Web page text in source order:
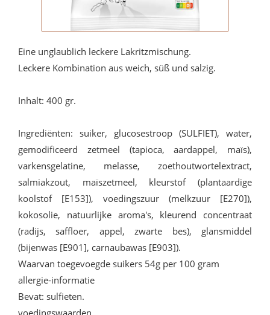
Eine unglaublich leckere Lakritzmischung.
Leckere Kombination aus weich, süß und salzig.
Inhalt: 400 gr.
Ingrediënten: suiker, glucosestroop (SULFIET), water,
gemodificeerd zetmeel (tapioca, aardappel, maïs),
varkensgelatine, melasse, zoethoutwortelextract,
salmiakzout, maïszetmeel, kleurstof (plantaardige
koolstof [E153]), voedingszuur (melkzuur [E270]),
kokosolie, natuurlijke aroma's, kleurend concentraat
(radijs, saffloer, appel, zwarte bes), glansmiddel
(bijenwas [E901], carnaubawas [E903]).
Waarvan toegevoegde suikers 54g per 100 gram
allergie-informatie
Bevat: sulfieten.